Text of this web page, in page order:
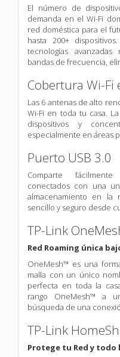
El número de
demanda en el Wi-Fi
red doméstica para el
hasta 200+
tecnologías
bandas de frecuencia,
Cobertura Wi-Fi
Las 6 antenas de alto
Wi-Fi en toda tu casa.
dispositivos y
especialmente en áreas
Puerto USB 3.0
Comparte
conectados con una
almacenamiento en la
sencillo y seguro desde
TP-Link
Red Roaming única
OneMesh™ es una
malla con un único
perfecta en toda la
rango OneMesh™ a
búsqueda de una
TP-Link
Protege tu Red y todo